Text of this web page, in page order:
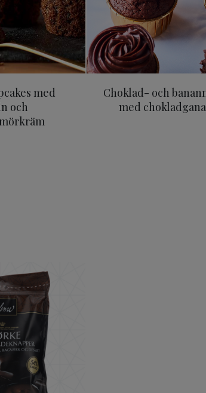
med
och
Choklad- och
med
150 g
ODENSE Mörka Chokladknappar 54% kakao